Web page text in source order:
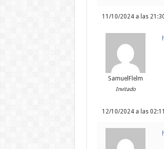
11/10/2024 a las
SamuelFlelm
Invitado
12/10/2024 a las 02:11